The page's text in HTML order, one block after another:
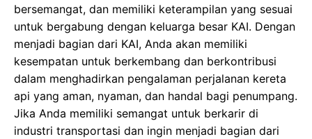
bersemangat, dan memiliki keterampilan yang sesuai
untuk bergabung dengan keluarga besar KAI. Dengan
menjadi bagian dari KAI, Anda akan memiliki
kesempatan untuk berkembang dan berkontribusi
dalam menghadirkan pengalaman perjalanan kereta
api yang aman, nyaman, dan handal bagi penumpang.
Jika Anda memiliki semangat untuk berkarir di
industri transportasi dan ingin menjadi bagian dari